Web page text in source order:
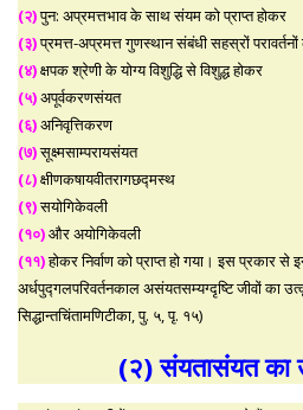
(२)पुन: अप्रमत्तभाव के साथ संयम को प्राप्त होकर
(३)प्रमत्त-अप्रमत्त गुणस्थान संबंधी सहस्रों
(४)क्षपक श्रेणी के योग्य विशुद्धि से विशुद्ध होकर
(५)अपूर्वकरणसंयत
(६)अनिवृत्तिकरण
(७)सूक्ष्मसाम्परायसंयत
(८)क्षीणकषायवीतरागछद्मस्थ
(९)सयोगिकेवली
(१०)और अयोगिकेवली
(११)होकर निर्वाण को प्राप्त हो गया। इस प्रकार से
अर्धपुद्गलपरिवर्तनकाल असंयतसम्यग्दृष्टि जीवों का
सिद्धान्तचिंतामणिटीका, पु. ५, पृ. १५)
(२) संयतासंयत का